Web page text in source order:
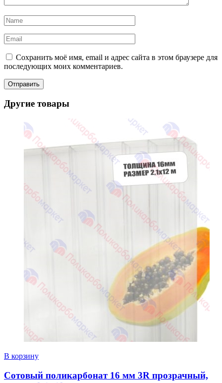
Сохранить моё имя, email и адрес сайта в этом браузере для
последующих моих комментариев.
Другие товары
В корзину
Сотовый поликарбонат 16 мм 3R прозрачный,